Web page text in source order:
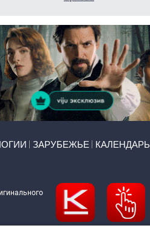
ЗАРУБЕЖЬЕ КАЛЕНДАРЬ